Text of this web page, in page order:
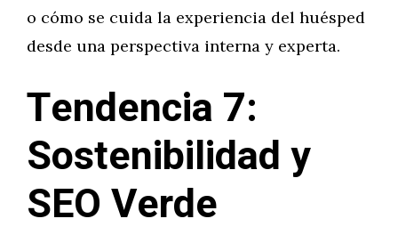
o cómo se cuida la experiencia del huésped
desde una perspectiva interna y experta.
Tendencia 7:
Sostenibilidad y
SEO Verde